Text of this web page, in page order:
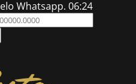
Whatsapp. 06:24